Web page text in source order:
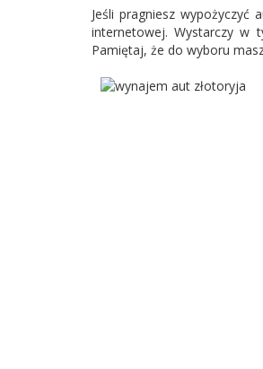
Jeśli pragniesz
internetowej. Wystarczy w
Pamiętaj, że do wyboru